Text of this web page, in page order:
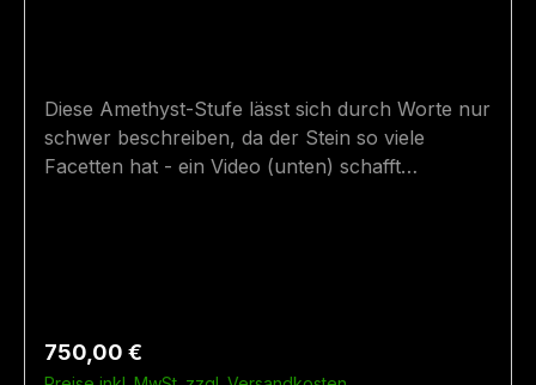
Diese Amethyst-Stufe lässt sich durch Worte nur
schwer beschreiben, da der Stein so viele
Facetten hat - ein Video (unten) schafft
klar zu erkennen. Größe: 8 cm (Höhe mit
Sockel) x 3,5 cm Fundort: Saurüssel (im Zillertal,
Regulärer Preis:
750,00 €